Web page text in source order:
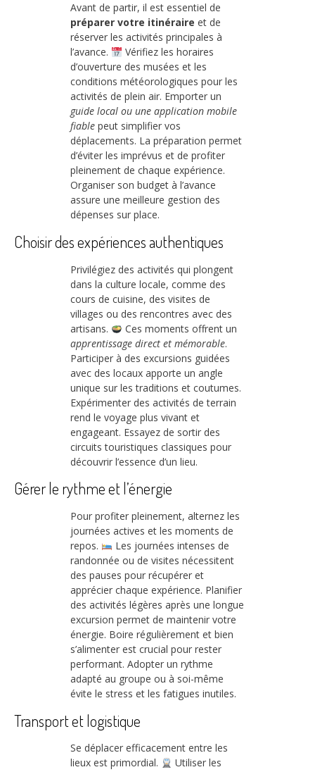
Avant de partir, il est essentiel de
préparer votre itinéraire et de
réserver les activités principales à
l’avance.
Vérifiez les horaires
d’ouverture des musées et les
conditions météorologiques pour les
activités de plein air. Emporter un
guide local ou une application mobile
fiable peut simplifier vos
déplacements. La préparation permet
d’éviter les imprévus et de profiter
pleinement de chaque expérience.
Organiser son budget à l’avance
assure une meilleure gestion des
dépenses sur place.
Choisir des expériences authentiques
Privilégiez des activités qui plongent
dans la culture locale, comme des
cours de cuisine, des visites de
villages ou des rencontres avec des
artisans.
Ces moments offrent un
apprentissage direct et mémorable.
Participer à des excursions guidées
avec des locaux apporte un angle
unique sur les traditions et coutumes.
Expérimenter des activités de terrain
rend le voyage plus vivant et
engageant. Essayez de sortir des
circuits touristiques classiques pour
découvrir l’essence d’un lieu.
Gérer le rythme et l’énergie
Pour profiter pleinement, alternez les
journées actives et les moments de
repos.
Les journées intenses de
randonnée ou de visites nécessitent
des pauses pour récupérer et
apprécier chaque expérience. Planifier
des activités légères après une longue
excursion permet de maintenir votre
énergie. Boire régulièrement et bien
s’alimenter est crucial pour rester
performant. Adopter un rythme
adapté au groupe ou à soi-même
évite le stress et les fatigues inutiles.
Transport et logistique
Se déplacer efficacement entre les
lieux est primordial.
Utiliser les